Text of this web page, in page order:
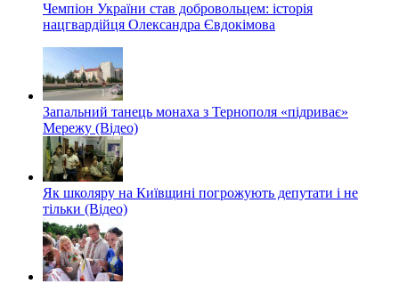
Чемпіон України став добровольцем: історія
нацгвардійця Олександра Євдокімова
Запальний танець монаха з Тернополя «підриває»
Мережу (Відео)
Як школяру на Київщині погрожують депутати і не
тільки (Відео)